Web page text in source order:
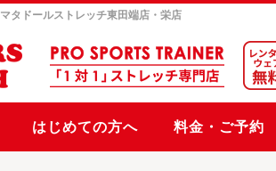
マタドールストレッチ東田端店・栄店
はじめての方へ 料金・ご予約